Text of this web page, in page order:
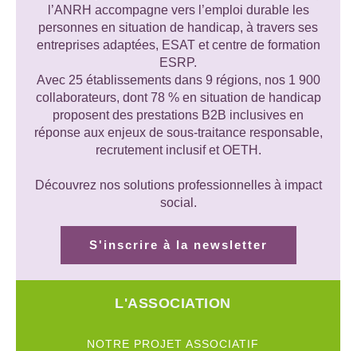
l’ANRH accompagne vers l’emploi durable les
personnes en situation de handicap, à travers ses
entreprises adaptées, ESAT et centre de formation
ESRP.
Avec 25 établissements dans 9 régions, nos 1 900
collaborateurs, dont 78 % en situation de handicap
proposent des prestations B2B inclusives en
réponse aux enjeux de sous-traitance responsable,
recrutement inclusif et OETH.
Découvrez nos solutions professionnelles à impact
social.
S'inscrire à la newsletter
L'ASSOCIATION
NOTRE PROJET ASSOCIATIF